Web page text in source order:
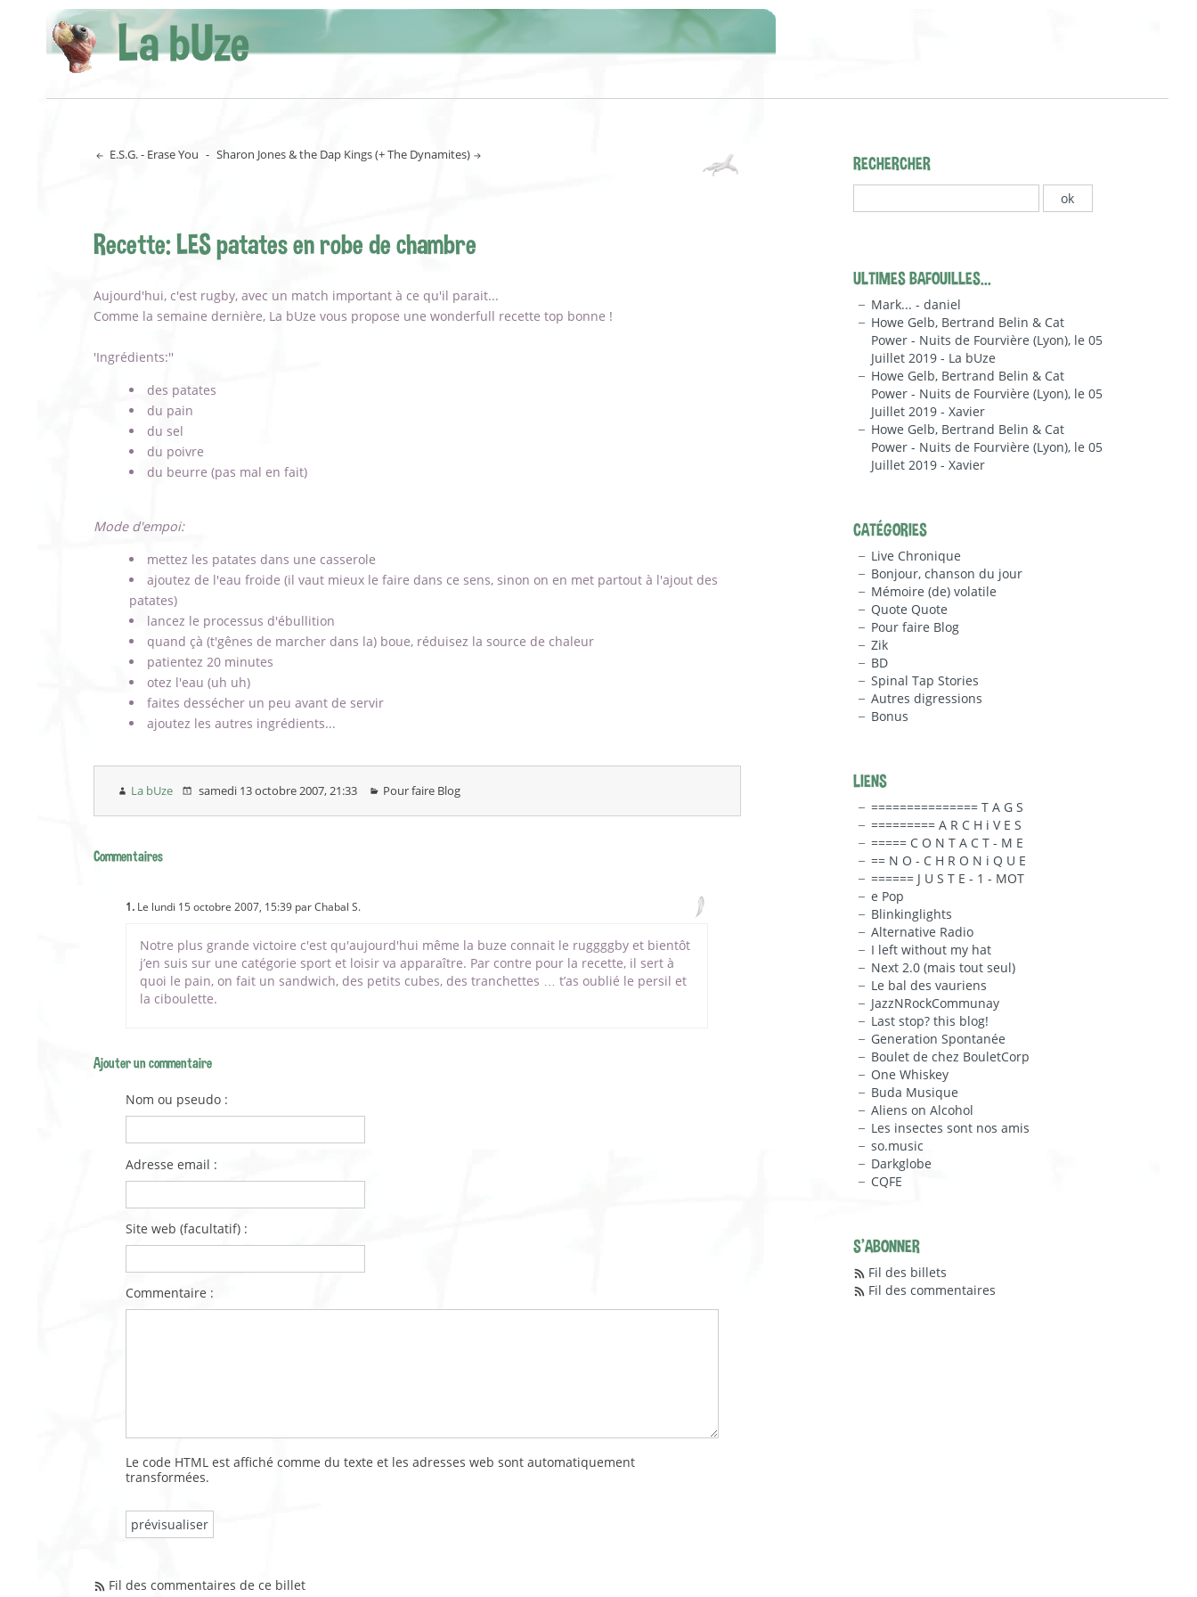
La bUze
E.S.G. - Erase You - Sharon Jones & the Dap Kings (+ The Dynamites)
Recette: LES patates en robe de chambre
Aujourd'hui, c'est rugby, avec un match important à ce qu'il parait...
Comme la semaine dernière, La bUze vous propose une wonderfull recette top bonne !
'Ingrédients:''
des patates
du pain
du sel
du poivre
du beurre (pas mal en fait)
Mode d'empoi:
mettez les patates dans une casserole
ajoutez de l'eau froide (il vaut mieux le faire dans ce sens, sinon on en met partout à l'ajout des
patates)
lancez le processus d'ébullition
quand çà (t'gênes de marcher dans la) boue, réduisez la source de chaleur
patientez 20 minutes
otez l'eau (uh uh)
faites dessécher un peu avant de servir
ajoutez les autres ingrédients...
La bUze samedi 13 octobre 2007, 21:33 Pour faire Blog
Commentaires
1. Le lundi 15 octobre 2007, 15:39 par Chabal S.
Notre plus grande victoire c'est qu'aujourd'hui même la buze connait le ruggggby et bientôt
j’en suis sur une catégorie sport et loisir va apparaître. Par contre pour la recette, il sert à
quoi le pain, on fait un sandwich, des petits cubes, des tranchettes … t’as oublié le persil et
la ciboulette.
Ajouter un commentaire
Nom ou pseudo :
Adresse email :
Site web (facultatif) :
Commentaire :
Le code HTML est affiché comme du texte et les adresses web sont automatiquement
transformées.
Fil des commentaires de ce billet
RECHERCHER
ULTIMES BAFOUILLES...
Mark... - daniel
Howe Gelb, Bertrand Belin & Cat
Power - Nuits de Fourvière (Lyon), le 05
Juillet 2019 - La bUze
Howe Gelb, Bertrand Belin & Cat
Power - Nuits de Fourvière (Lyon), le 05
Juillet 2019 - Xavier
Howe Gelb, Bertrand Belin & Cat
Power - Nuits de Fourvière (Lyon), le 05
Juillet 2019 - Xavier
CATÉGORIES
Live Chronique
Bonjour, chanson du jour
Mémoire (de) volatile
Quote Quote
Pour faire Blog
Zik
BD
Spinal Tap Stories
Autres digressions
Bonus
LIENS
=============== T A G S
========= A R C H i V E S
===== C O N T A C T - M E
== N O - C H R O N i Q U E
====== J U S T E - 1 - MOT
e Pop
Blinkinglights
Alternative Radio
I left without my hat
Next 2.0 (mais tout seul)
Le bal des vauriens
JazzNRockCommunay
Last stop? this blog!
Generation Spontanée
Boulet de chez BouletCorp
One Whiskey
Buda Musique
Aliens on Alcohol
Les insectes sont nos amis
so.music
Darkglobe
CQFE
S'ABONNER
Fil des billets
Fil des commentaires